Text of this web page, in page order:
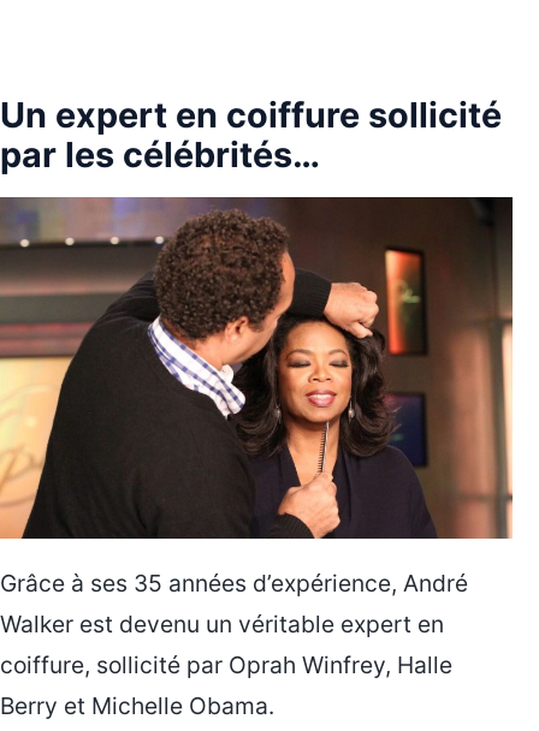
Un expert en coiffure sollicité
par les célébrités…
Grâce à ses 35 années d’expérience, André
Walker est devenu un véritable expert en
coiffure, sollicité par Oprah Winfrey, Halle
Berry et Michelle Obama.